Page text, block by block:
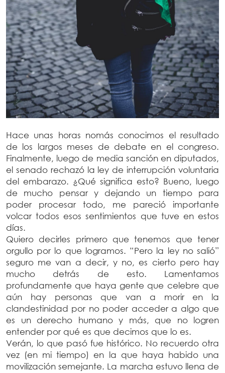
Hace unas horas nomás conocimos el resultado
de los largos meses de debate en el congreso.
Finalmente, luego de media sanción en diputados,
el senado rechazó la ley de interrupción voluntaria
del embarazo. ¿Qué significa esto? Bueno, luego
de mucho pensar y dejando un tiempo para
poder procesar todo, me pareció importante
volcar todos esos sentimientos que tuve en estos
días.
Quiero decirles primero que tenemos que tener
orgullo por lo que logramos. “Pero la ley no salió”
seguro me van a decir, y no, es cierto pero hay
mucho detrás de esto. Lamentamos
profundamente que haya gente que celebre que
aún hay personas que van a morir en la
clandestinidad por no poder acceder a algo que
es un derecho humano y más, que no logren
entender por qué es que decimos que lo es.
Verán, lo que pasó fue histórico. No recuerdo otra
vez (en mi tiempo) en la que haya habido una
movilización semejante. La marcha estuvo llena de